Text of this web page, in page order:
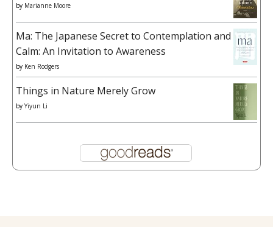
by Marianne Moore
Ma: The Japanese Secret to Contemplation and
Calm: An Invitation to Awareness
by Ken Rodgers
Things in Nature Merely Grow
by Yiyun Li